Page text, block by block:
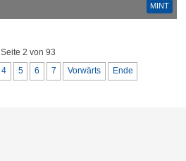
MINT
Seite 2 von 93
4 5 6 7 Vorwärts Ende